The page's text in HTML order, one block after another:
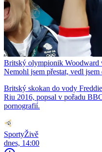
Britský olympionik Woodward
Nemohl jsem přestat, vedl
Britský skokan do vody
Riu 2016, popsal v pořadu
pornografií.
SportyŽivě
dnes, 14:00